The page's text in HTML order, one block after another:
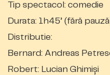
Tip spectacol: comedie
Durata: 1h45’ (fără
Distributie:
Bernard: Andreas
Robert: Lucian Ghimiși